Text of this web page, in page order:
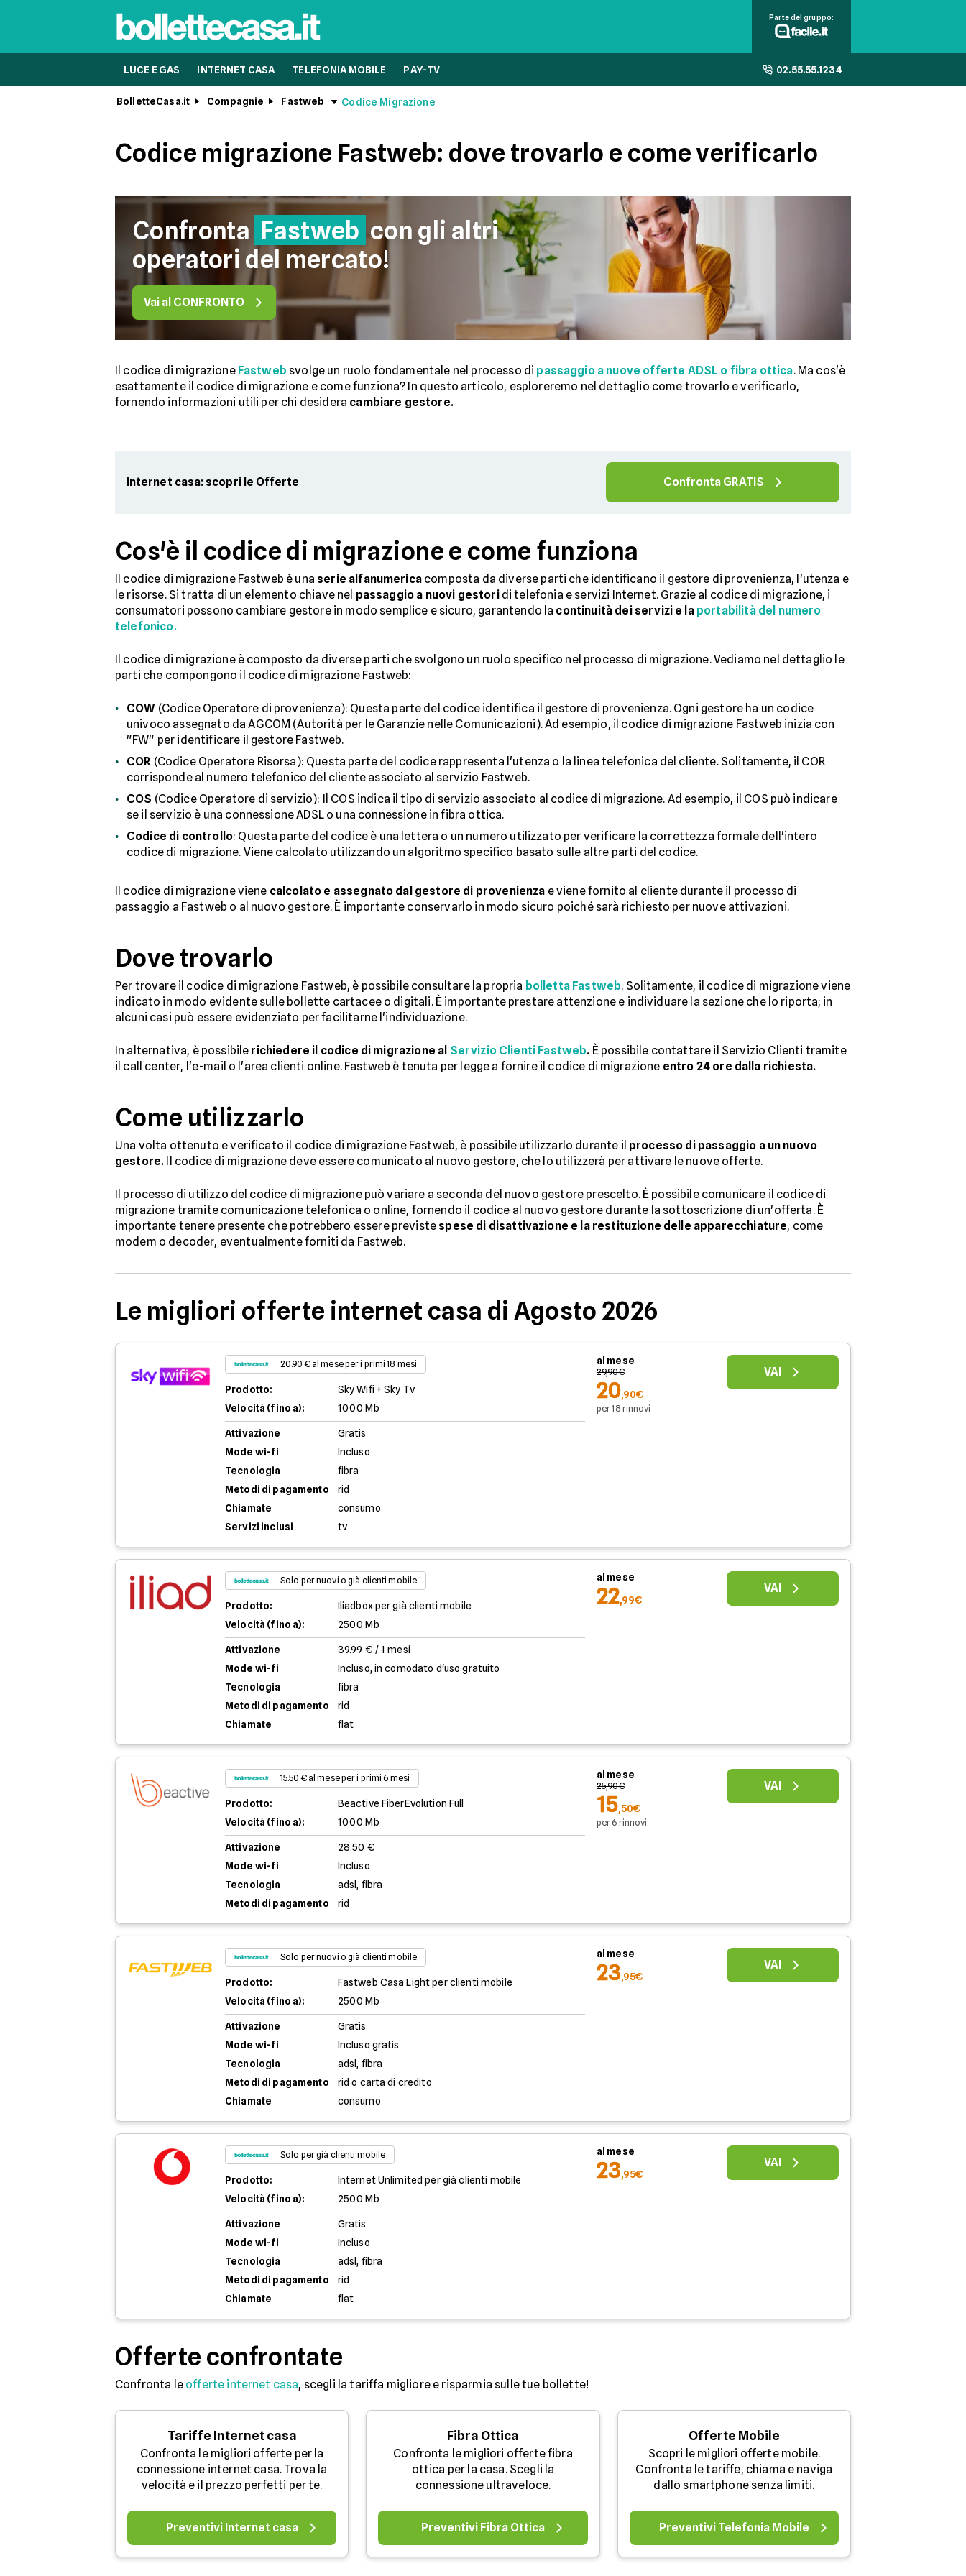
LUCE E GAS INTERNET CASA TELEFONIA MOBILE PAY-TV 02.55.55.1234
Parte del gruppo:
BolletteCasa.it Compagnie Fastweb Codice Migrazione
Codice migrazione Fastweb: dove trovarlo e come verificarlo
Confronta Fastweb con gli altri
operatori del mercato!
Vai al CONFRONTO
Il codice di migrazione Fastweb svolge un ruolo fondamentale nel processo di passaggio a nuove offerte ADSL o fibra ottica. Ma cos'è
esattamente il codice di migrazione e come funziona? In questo articolo, esploreremo nel dettaglio come trovarlo e verificarlo,
fornendo informazioni utili per chi desidera cambiare gestore.
Internet casa: scopri le Offerte Confronta GRATIS
Cos'è il codice di migrazione e come funziona
Il codice di migrazione Fastweb è una serie alfanumericacomposta da diverse parti che identificano il gestore di provenienza, l'utenza e
le risorse. Si tratta di un elemento chiave nel passaggio a nuovi gestoridi telefonia e servizi Internet. Grazie al codice di migrazione, i
consumatori possono cambiare gestore in modo semplice e sicuro, garantendo la continuità dei servizi e la portabilità del numero
telefonico.
Il codice di migrazione è composto da diverse parti che svolgono un ruolo specifico nel processo di migrazione. Vediamo nel dettaglio le
parti che compongono il codice di migrazione Fastweb:
COW (Codice Operatore di provenienza): Questa parte del codice identifica il gestore di provenienza. Ogni gestore ha un codice
univoco assegnato da AGCOM (Autorità per le Garanzie nelle Comunicazioni). Ad esempio, il codice di migrazione Fastweb inizia con
"FW" per identificare il gestore Fastweb.
COR (Codice Operatore Risorsa): Questa parte del codice rappresenta l'utenza o la linea telefonica del cliente. Solitamente, il COR
corrisponde al numero telefonico del cliente associato al servizio Fastweb.
COS (Codice Operatore di servizio): Il COS indica il tipo di servizio associato al codice di migrazione. Ad esempio, il COS può indicare
se il servizio è una connessione ADSL o una connessione in fibra ottica.
Codice di controllo: Questa parte del codice è una lettera o un numero utilizzato per verificare la correttezza formale dell'intero
codice di migrazione. Viene calcolato utilizzando un algoritmo specifico basato sulle altre parti del codice.
Il codice di migrazione viene calcolato e assegnato dal gestore di provenienza e viene fornito al cliente durante il processo di
passaggio a Fastweb o al nuovo gestore. È importante conservarlo in modo sicuro poiché sarà richiesto per nuove attivazioni.
Dove trovarlo
Per trovare il codice di migrazione Fastweb, è possibile consultare la propria bolletta Fastweb. Solitamente, il codice di migrazione viene
indicato in modo evidente sulle bollette cartacee o digitali. È importante prestare attenzione e individuare la sezione che lo riporta; in
alcuni casi può essere evidenziato per facilitarne l'individuazione.
In alternativa, è possibile richiedere il codice di migrazione al Servizio Clienti Fastweb. È possibile contattare il Servizio Clienti tramite
il call center, l'e-mail o l'area clienti online. Fastweb è tenuta per legge a fornire il codice di migrazione entro 24 ore dalla richiesta.
Come utilizzarlo
Una volta ottenuto e verificato il codice di migrazione Fastweb, è possibile utilizzarlo durante il processo di passaggio a un nuovo
gestore. Il codice di migrazione deve essere comunicato al nuovo gestore, che lo utilizzerà per attivare le nuove offerte.
Il processo di utilizzo del codice di migrazione può variare a seconda del nuovo gestore prescelto. È possibile comunicare il codice di
migrazione tramite comunicazione telefonica o online, fornendo il codice al nuovo gestore durante la sottoscrizione di un'offerta. È
importante tenere presente che potrebbero essere previste spese di disattivazione e la restituzione delle apparecchiature, come
modem o decoder, eventualmente forniti da Fastweb.
Le migliori offerte internet casa di Agosto 2026
20.90 € al mese per i primi 18 mesi
Prodotto:
Sky Wifi + Sky Tv
Velocità (fino a):
1000 Mb
Attivazione
Gratis
Mode wi-fi
Incluso
Tecnologia
fibra
Metodi di pagamento
rid
Chiamate
consumo
Servizi inclusi
tv
al mese
29,90€
20,90€
per 18 rinnovi
VAI
Solo per nuovi o già clienti mobile
Prodotto:
Iliadbox per già clienti mobile
Velocità (fino a):
2500 Mb
Attivazione
39.99 € / 1 mesi
Mode wi-fi
Incluso, in comodato d'uso gratuito
Tecnologia
fibra
Metodi di pagamento
rid
Chiamate
flat
al mese
22,99€
VAI
15.50 € al mese per i primi 6 mesi
Prodotto:
Beactive FiberEvolution Full
Velocità (fino a):
1000 Mb
Attivazione
28.50 €
Mode wi-fi
Incluso
Tecnologia
adsl, fibra
Metodi di pagamento
rid
al mese
25,90€
15,50€
per 6 rinnovi
VAI
Solo per nuovi o già clienti mobile
Prodotto:
Fastweb Casa Light per clienti mobile
Velocità (fino a):
2500 Mb
Attivazione
Gratis
Mode wi-fi
Incluso gratis
Tecnologia
adsl, fibra
Metodi di pagamento
rid o carta di credito
Chiamate
consumo
al mese
23,95€
VAI
Solo per già clienti mobile
Prodotto:
Internet Unlimited per già clienti mobile
Velocità (fino a):
2500 Mb
Attivazione
Gratis
Mode wi-fi
Incluso
Tecnologia
adsl, fibra
Metodi di pagamento
rid
Chiamate
flat
al mese
23,95€
VAI
Offerte confrontate
Confronta le offerte internet casa, scegli la tariffa migliore e risparmia sulle tue bollette!
Tariffe Internet casa
Confronta le migliori offerte per la
connessione internet casa. Trova la
velocità e il prezzo perfetti per te.
Preventivi Internet casa
Fibra Ottica
Confronta le migliori offerte fibra
ottica per la casa. Scegli la
connessione ultraveloce.
Preventivi Fibra Ottica
Offerte Mobile
Scopri le migliori offerte mobile.
Confronta le tariffe, chiama e naviga
dallo smartphone senza limiti.
Preventivi Telefonia Mobile